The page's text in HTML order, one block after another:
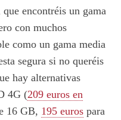
encontréis un gama
con muchos
como un gama media
segura si no queréis
hay alternativas
4G (209 euros en
16 GB, 195 euros para